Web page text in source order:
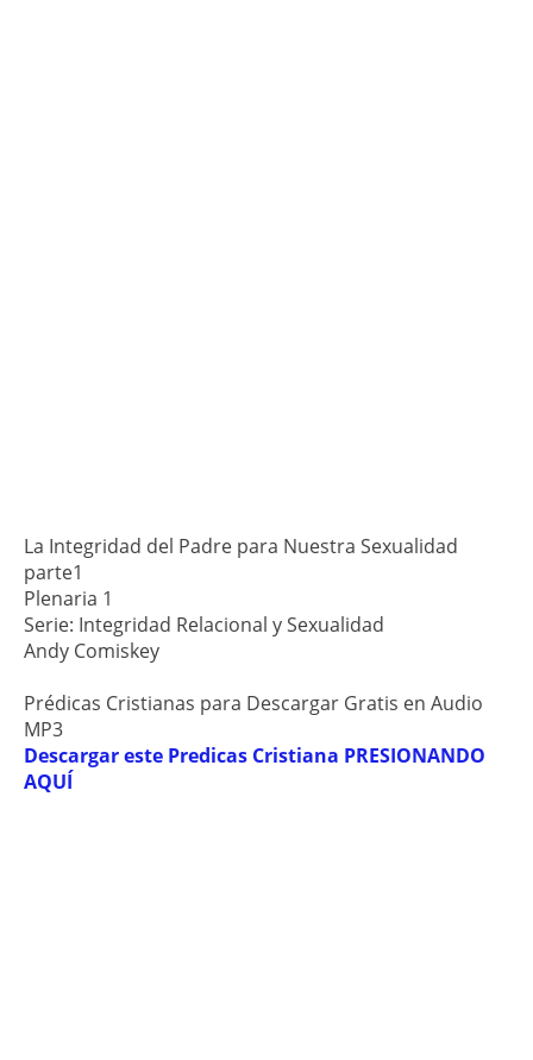
La Integridad del Padre para Nuestra Sexualidad
parte1
Plenaria 1
Serie: Integridad Relacional y Sexualidad
Andy Comiskey
Prédicas Cristianas para Descargar Gratis en Audio
MP3
Descargar este Predicas Cristiana PRESIONANDO
AQUÍ